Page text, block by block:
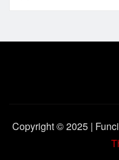
Copyright © 2025 |